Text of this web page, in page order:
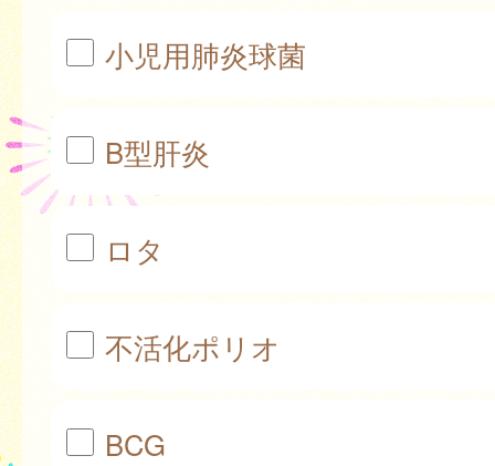
小児用肺炎球菌
B型肝炎
ロタ
不活化ポリオ
BCG